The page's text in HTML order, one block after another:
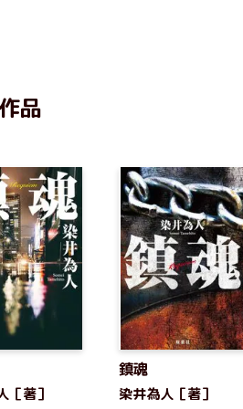
品
［著］
鎮魂
染井為人［著］